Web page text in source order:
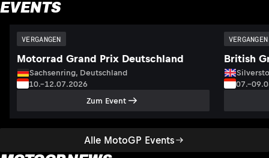
EVENTS
Alle MotoGP Events
VERGANGEN
Motorrad Grand Prix Deutschland
Sachsenring, Deutschland
10.–12.07.2026
Zum Event
VERGANGEN
British